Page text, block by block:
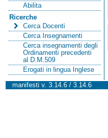
Abilita
Ricerche
Cerca Docenti
Cerca Insegnamenti
Cerca insegnamenti degli
Ordinamenti precedenti
al D.M.509
Erogati in lingua Inglese
manifesti v. 3.14.6 / 3.14.6